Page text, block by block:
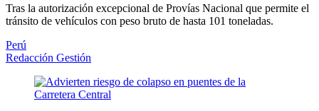
Tras la autorización excepcional de Provías Nacional que permite el
tránsito de vehículos con peso bruto de hasta 101 toneladas.
Perú
Redacción Gestión